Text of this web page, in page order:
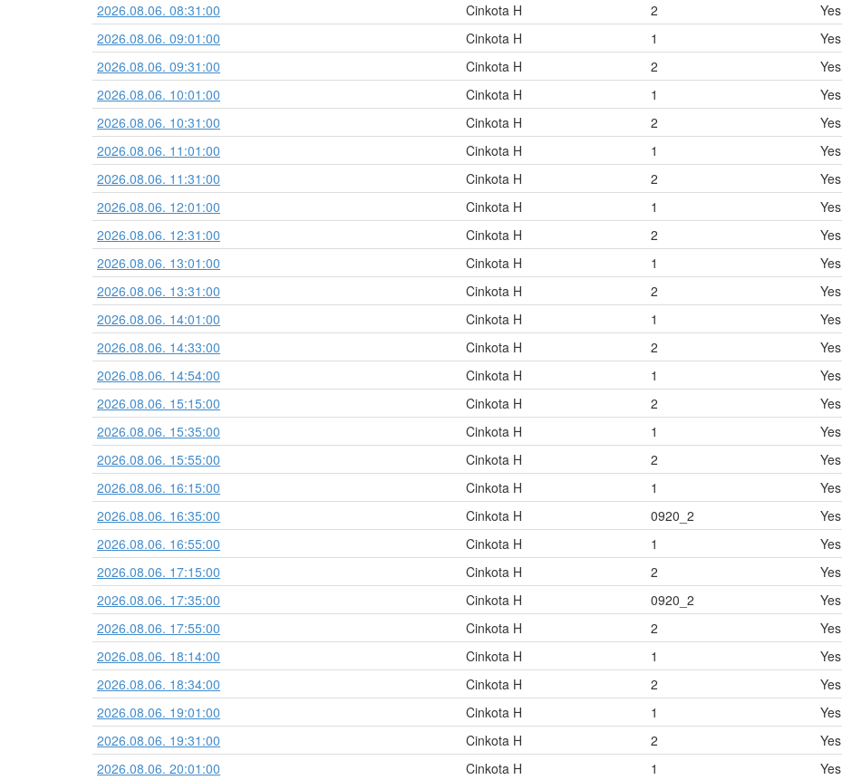
2026.08.06. 08:31:00
Cinkota H 2 Yes
2026.08.06. 09:01:00
Cinkota H 1 Yes
2026.08.06. 09:31:00
Cinkota H 2 Yes
2026.08.06. 10:01:00
Cinkota H 1 Yes
2026.08.06. 10:31:00
Cinkota H 2 Yes
2026.08.06. 11:01:00
Cinkota H 1 Yes
2026.08.06. 11:31:00
Cinkota H 2 Yes
2026.08.06. 12:01:00
Cinkota H 1 Yes
2026.08.06. 12:31:00
Cinkota H 2 Yes
2026.08.06. 13:01:00
Cinkota H 1 Yes
2026.08.06. 13:31:00
Cinkota H 2 Yes
2026.08.06. 14:01:00
Cinkota H 1 Yes
2026.08.06. 14:33:00
Cinkota H 2 Yes
2026.08.06. 14:54:00
Cinkota H 1 Yes
2026.08.06. 15:15:00
Cinkota H 2 Yes
2026.08.06. 15:35:00
Cinkota H 1 Yes
2026.08.06. 15:55:00
Cinkota H 2 Yes
2026.08.06. 16:15:00
Cinkota H 1 Yes
2026.08.06. 16:35:00
Cinkota H 0920_2 Yes
2026.08.06. 16:55:00
Cinkota H 1 Yes
2026.08.06. 17:15:00
Cinkota H 2 Yes
2026.08.06. 17:35:00
Cinkota H 0920_2 Yes
2026.08.06. 17:55:00
Cinkota H 2 Yes
2026.08.06. 18:14:00
Cinkota H 1 Yes
2026.08.06. 18:34:00
Cinkota H 2 Yes
2026.08.06. 19:01:00
Cinkota H 1 Yes
2026.08.06. 19:31:00
Cinkota H 2 Yes
2026.08.06. 20:01:00
Cinkota H 1 Yes